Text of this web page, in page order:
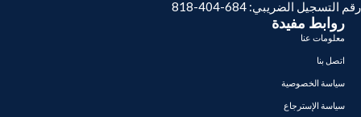
رقم التسجيل الضريبي: 684-404-818
روابط مفيدة
معلومات عنا
اتصل بنا
سياسة الخصوصية
سياسة الإسترجاع